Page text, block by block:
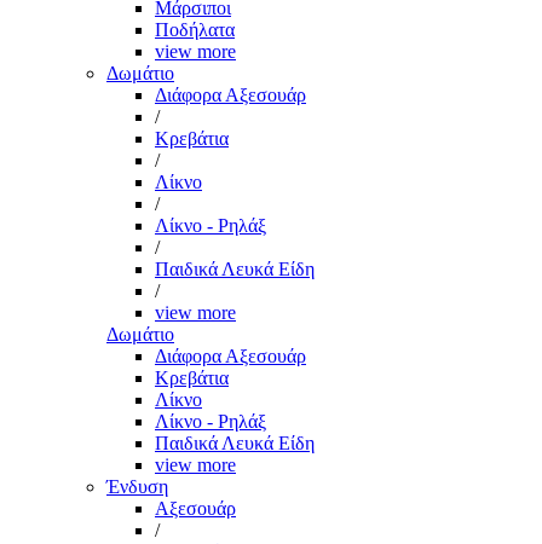
Μάρσιποι
Ποδήλατα
view more
Δωμάτιο
Διάφορα Αξεσουάρ
/
Κρεβάτια
/
Λίκνο
/
Λίκνο - Ρηλάξ
/
Παιδικά Λευκά Είδη
/
view more
Δωμάτιο
Διάφορα Αξεσουάρ
Κρεβάτια
Λίκνο
Λίκνο - Ρηλάξ
Παιδικά Λευκά Είδη
view more
Ένδυση
Αξεσουάρ
/